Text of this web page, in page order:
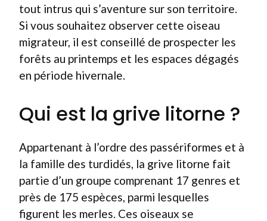
tout intrus qui s’aventure sur son territoire.
Si vous souhaitez observer cette oiseau
migrateur, il est conseillé de prospecter les
forêts au printemps et les espaces dégagés
en période hivernale.
Qui est la grive litorne ?
Appartenant à l’ordre des passériformes et à
la famille des turdidés, la grive litorne fait
partie d’un groupe comprenant 17 genres et
près de 175 espèces, parmi lesquelles
figurent les merles. Ces oiseaux se